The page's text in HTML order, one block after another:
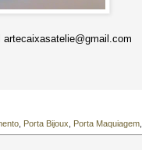
artecaixasatelie@gmail.com
, Porta Bijoux, Porta Maquiagem,